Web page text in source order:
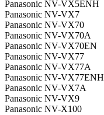
Panasonic NV-VX5ENH
Panasonic NV-VX7
Panasonic NV-VX70
Panasonic NV-VX70A
Panasonic NV-VX70EN
Panasonic NV-VX77
Panasonic NV-VX77A
Panasonic NV-VX77ENH
Panasonic NV-VX7A
Panasonic NV-VX9
Panasonic NV-X100